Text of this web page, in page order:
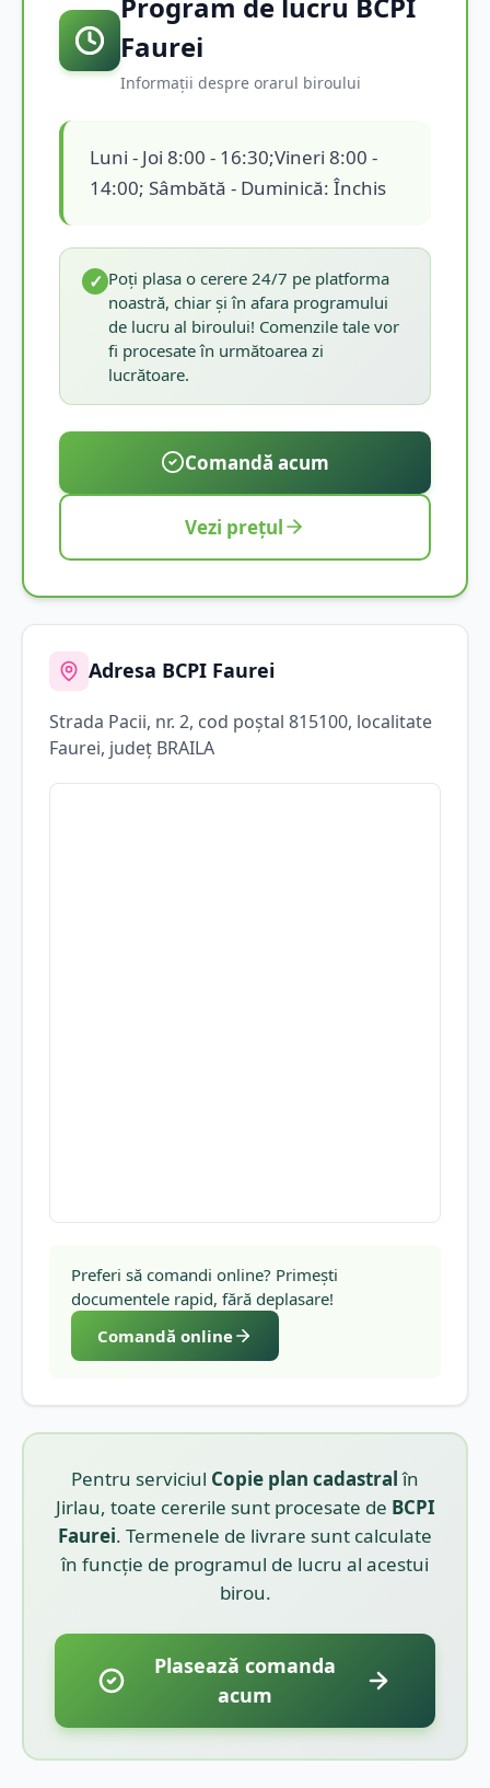
Faurei
Informații despre orarul biroului
Luni - Joi 8:00 - 16:30;Vineri 8:00 -
14:00; Sâmbătă - Duminică: Închis
✓ Poți plasa o cerere 24/7 pe platforma
noastră, chiar și în afara programului
de lucru al biroului! Comenzile tale vor
fi procesate în următoarea zi
lucrătoare.
Comandă acum
Vezi prețul
Adresa BCPI Faurei
Strada Pacii, nr. 2, cod poștal 815100, localitate
Faurei, județ BRAILA
Preferi să comandi online? Primești
documentele rapid, fără deplasare!
Comandă online
Pentru serviciul Copie plan cadastralîn
Jirlau, toate cererile sunt procesate de BCPI
Faurei. Termenele de livrare sunt calculate
în funcție de programul de lucru al acestui
birou.
Plasează comanda
acum